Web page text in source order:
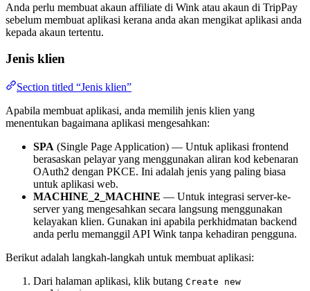
Anda perlu membuat akaun affiliate di Wink atau akaun di TripPay
sebelum membuat aplikasi kerana anda akan mengikat aplikasi anda
kepada akaun tertentu.
Jenis klien
Section titled “Jenis klien”
Apabila membuat aplikasi, anda memilih jenis klien yang
menentukan bagaimana aplikasi mengesahkan:
SPA (Single Page Application) — Untuk aplikasi frontend
berasaskan pelayar yang menggunakan aliran kod kebenaran
OAuth2 dengan PKCE. Ini adalah jenis yang paling biasa
untuk aplikasi web.
MACHINE_2_MACHINE — Untuk integrasi server-ke-
server yang mengesahkan secara langsung menggunakan
kelayakan klien. Gunakan ini apabila perkhidmatan backend
anda perlu memanggil API Wink tanpa kehadiran pengguna.
Berikut adalah langkah-langkah untuk membuat aplikasi:
Dari halaman aplikasi, klik butang Create new